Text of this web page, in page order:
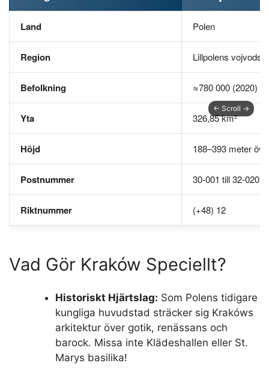
Land Polen
Region Lillpolens
Befolkning ≈780 000 (2020)
Yta 326,85 km²
Höjd 188–393 meter
Postnummer 30-001 till 32-020
Riktnummer (+48) 12
Vad Gör Kraków Speciellt?
Historiskt Hjärtslag: Som Polens tidigare
kungliga huvudstad sträcker sig Krakóws
arkitektur över gotik, renässans och
barock. Missa inte Klädeshallen eller St.
Marys basilika!